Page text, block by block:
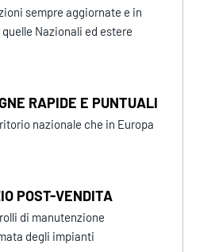
sempre aggiornate e in
Nazionali ed estere
RAPIDE E PUNTUALI
nazionale che in Europa
POST-VENDITA
di manutenzione
degli impianti